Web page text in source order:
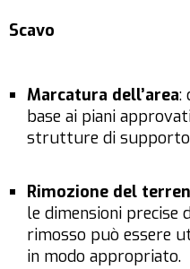
Scavo
Marcatura dell’area:
base ai piani
strutture di
Rimozione del
le dimensioni
rimosso può essere
in modo appropriato.